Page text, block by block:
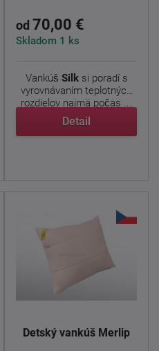
od 70,00 €
Skladom 1 ks
Vankúš Silksi poradí s
vyrovnávaním teplotných
rozdielov najmä počas ...
Detail
Detský vankúš Merlip